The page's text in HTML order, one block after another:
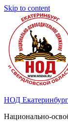
Skip to content
НОД
Национально-